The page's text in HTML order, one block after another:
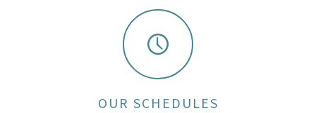
OUR SCHEDULES